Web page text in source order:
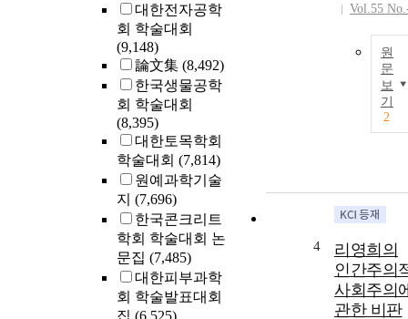
대한전자공학
회 학술대회
(9,148)
論文集 (8,492)
한국생물공학
회 학술대회
(8,395)
대한토목학회
학술대회 (7,814)
원예과학기술
지 (7,696)
한국콘크리트
학회 학술대회 논
문집 (7,485)
대한피부과학
회 학술발표대회
Vol.55
원
문
보
기
2
4
리영희의
인간주의
사회주의
관한 비판